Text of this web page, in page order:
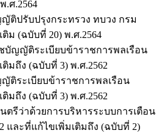
.ศ.2564
ติปรับปรุงกระทรวง ทบวง กรม
ม (ฉบับที่ 20) พ.ศ.2564
บัญญัติระเบียบข้าราชการพลเรือน
มถึง (ฉบับที่ 3) พ.ศ.2562
ติระเบียบข้าราชการพลเรือน
มถึง (ฉบับที่ 3) พ.ศ.2562
ตรีว่าด้วยการบริหารระบบการเตือน
และที่แก้ไขเพิ่มเติมถึง (ฉบับที่ 2)